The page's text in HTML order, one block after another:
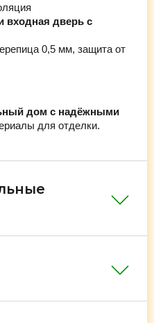
входная дверь с
0,5 мм, защита от
дом с надёжными
для отделки.